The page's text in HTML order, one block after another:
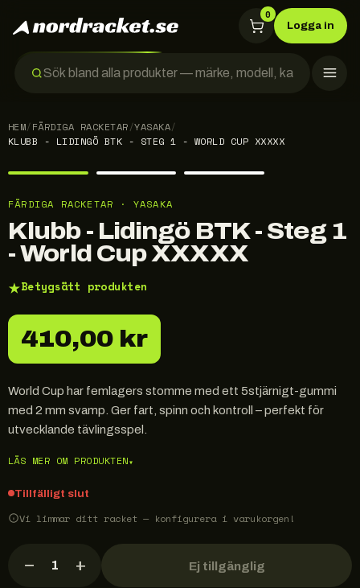
0
Logga in
HEM/FÄRDIGA RACKETAR/YASAKA/
KLUBB - LIDINGÖ BTK - STEG 1 - WORLD CUP XXXXX
FÄRDIGA RACKETAR · YASAKA
Klubb - Lidingö BTK - Steg 1
- World Cup XXXXX
★Betygsätt produkten
410,00 kr
World Cup har femlagers stomme med ett 5stjärnigt-gummi
med 2 mm svamp. Ger fart, spinn och kontroll – perfekt för
utvecklande tävlingsspel.
LÄS MER OM PRODUKTEN▾
Tillfälligt slut
Vi limmar ditt racket — konfigurera i varukorgen!
− 1 + Ej tillgänglig